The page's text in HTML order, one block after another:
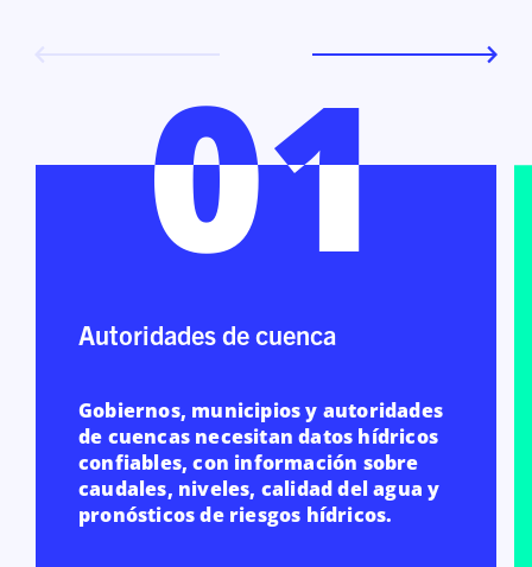
01
01
Autoridades de cuenca
Gobiernos, municipios y autoridades
de cuencas necesitan datos hídricos
confiables, con información sobre
caudales, niveles, calidad del agua y
pronósticos de riesgos hídricos.